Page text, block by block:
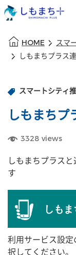
HOME
スマ
しもまちプラス
スマートシティ
しもまちプ
3328 views
しもまちプラス
す
しもま
利用サービス設
択してください。